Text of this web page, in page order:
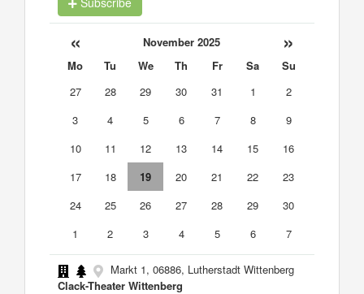
« November 2025 »
Mo Tu We Th Fr Sa
Su
27
28 29 30 31 1
2
3
4 5 6 7 8
9
10
11 12 13 14 15
16
17
18 19 20 21 22
23
24
25 26 27 28 29
30
1
2 3 4 5 6 7
Markt 1, 06886, Lutherstadt Wittenberg
Clack-Theater Wittenberg